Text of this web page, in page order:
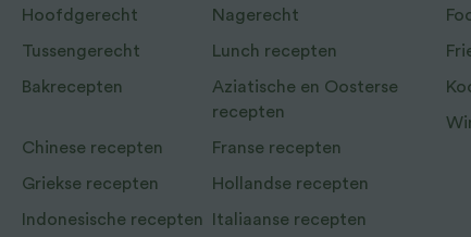
Hoofdgerecht Nagerecht
Tussengerecht Lunch recepten
Bakrecepten
Aziatische en Oosterse
recepten
Chinese recepten Franse recepten
Griekse recepten Hollandse recepten
Indonesische recepten Italiaanse recepten